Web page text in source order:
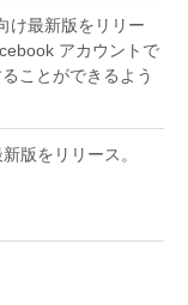
け最新版をリリー
アカウントで
ことができるよう
版をリリース。